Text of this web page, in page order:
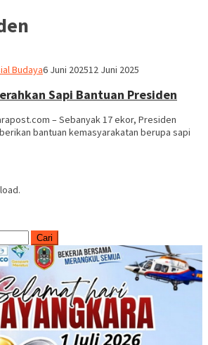
BudayaRedaksi
6 Juni 202512 Juni 2025
Sapi Bantuan Presiden
– Sebanyak 17 ekor, Presiden
bantuan kemasyarakatan berupa sapi